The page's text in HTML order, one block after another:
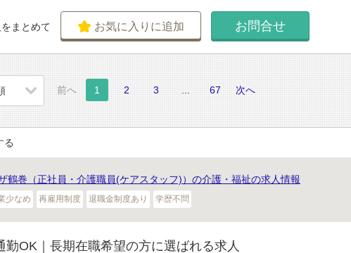
まとめて お気に入りに追加 お問合せ
前へ 1 2 3 ... 67 次へ
る
鶴巻（正社員・介護職員(ケアスタッフ)）の介護・福祉の求人情報
少なめ 再雇用制度 退職金制度あり 学歴不問
OK｜長期在職希望の方に選ばれる求人